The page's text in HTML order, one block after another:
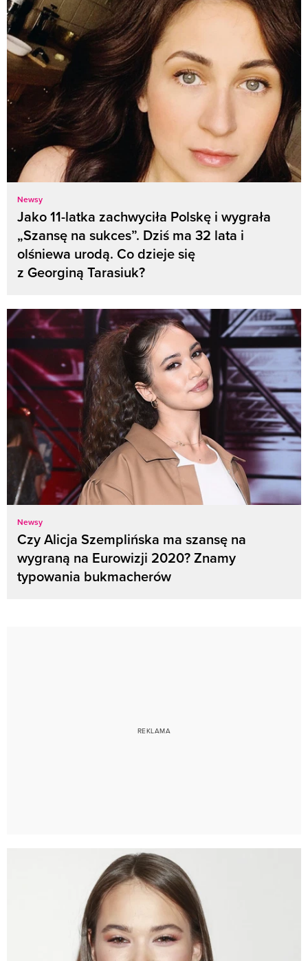
Newsy
Jako 11-latka zachwyciła Polskę i wygrała
„Szansę na sukces”. Dziś ma 32 lata i
olśniewa urodą. Co dzieje się
z Georginą Tarasiuk?
Newsy
Czy Alicja Szemplińska ma szansę na
wygraną na Eurowizji 2020? Znamy
typowania bukmacherów